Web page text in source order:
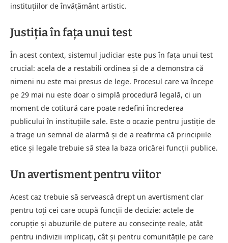
instituțiilor de învățământ artistic.
Justiția în fața unui test
În acest context, sistemul judiciar este pus în fața unui test
crucial: acela de a restabili ordinea și de a demonstra că
nimeni nu este mai presus de lege. Procesul care va începe
pe 29 mai nu este doar o simplă procedură legală, ci un
moment de cotitură care poate redefini încrederea
publicului în instituțiile sale. Este o ocazie pentru justiție de
a trage un semnal de alarmă și de a reafirma că principiile
etice și legale trebuie să stea la baza oricărei funcții publice.
Un avertisment pentru viitor
Acest caz trebuie să servească drept un avertisment clar
pentru toți cei care ocupă funcții de decizie: actele de
corupție și abuzurile de putere au consecințe reale, atât
pentru indivizii implicați, cât și pentru comunitățile pe care